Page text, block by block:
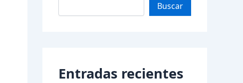
Buscar
Entradas recientes